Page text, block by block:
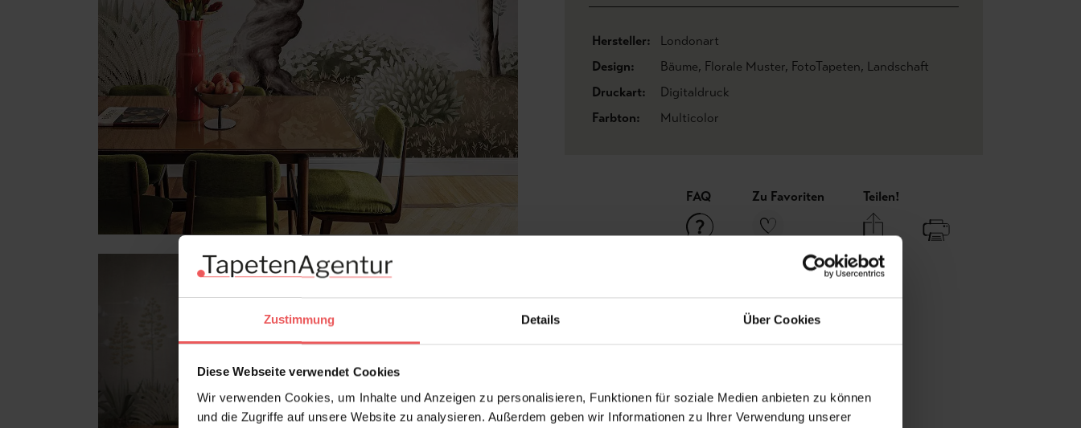
Zustimmung Details Über Cookies
Diese Webseite verwendet Cookies
Wir verwenden Cookies, um Inhalte und Anzeigen zu personalisieren, Funktionen für soziale Medien anbieten zu können
und die Zugriffe auf unsere Website zu analysieren. Außerdem geben wir Informationen zu Ihrer Verwendung unserer
Hersteller:
Londonart
Design:
Bäume, Florale Muster, FotoTapeten, Landschaft
Druckart:
Digitaldruck
Farbton:
Multicolor
FAQ Zu Favoriten Teilen!